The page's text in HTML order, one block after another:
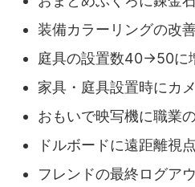
装備カラーリングの改
庭具の設置数40→50に
家具・庭具設置時にカ
おもいで映写機に職業
ドルボードに遠距離視
フレンドの最終ログア